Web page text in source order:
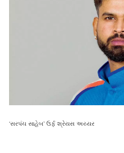
‘સરપંચ સાહેબ’ ઉર્ફ શ્રેયસ અય્યર